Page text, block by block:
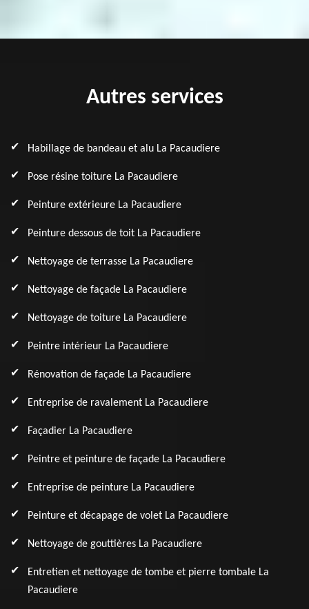
Autres services
Habillage de bandeau et alu La Pacaudiere
Pose résine toiture La Pacaudiere
Peinture extérieure La Pacaudiere
Peinture dessous de toit La Pacaudiere
Nettoyage de terrasse La Pacaudiere
Nettoyage de façade La Pacaudiere
Nettoyage de toiture La Pacaudiere
Peintre intérieur La Pacaudiere
Rénovation de façade La Pacaudiere
Entreprise de ravalement La Pacaudiere
Façadier La Pacaudiere
Peintre et peinture de façade La Pacaudiere
Entreprise de peinture La Pacaudiere
Peinture et décapage de volet La Pacaudiere
Nettoyage de gouttières La Pacaudiere
Entretien et nettoyage de tombe et pierre tombale La
Pacaudiere